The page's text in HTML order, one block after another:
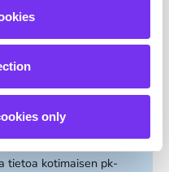
only
nämä
tietoa kotimaisen pk-